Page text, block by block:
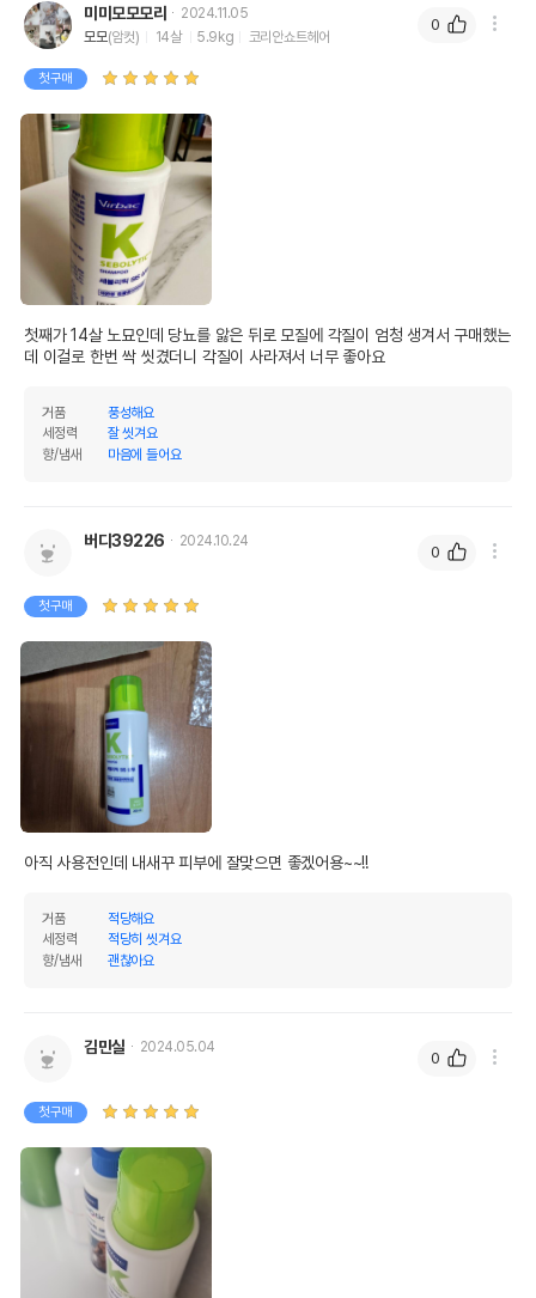
미미모모모리
2024.11.05
모모(암컷) 14살 5.9kg 코리안쇼트헤어
첫구매
첫째가 14살 노묘인데 당뇨를 앓은 뒤로 모질에 각질이 엄청 생겨서 구매했는
데 이걸로 한번 싹 씻겼더니 각질이 사라져서 너무 좋아요
거품
풍성해요
세정력
잘 씻겨요
향/냄새
마음에 들어요
0
버디39226 2024.10.24
첫구매
아직 사용전인데 내새꾸 피부에 잘맞으면 좋겠어용~~!!
거품
적당해요
세정력
적당히 씻겨요
향/냄새
괜찮아요
0
김민실 2024.05.04
첫구매
0